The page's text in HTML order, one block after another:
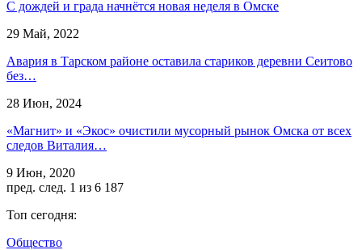
С дождей и града начнётся новая неделя в Омске
29 Май, 2022
Авария в Тарском районе оставила стариков деревни Сеитово
без…
28 Июн, 2024
«Магнит» и «Экос» очистили мусорный рынок Омска от всех
следов Виталия…
9 Июн, 2020
пред. след. 1 из 6 187
Топ сегодня:
Общество